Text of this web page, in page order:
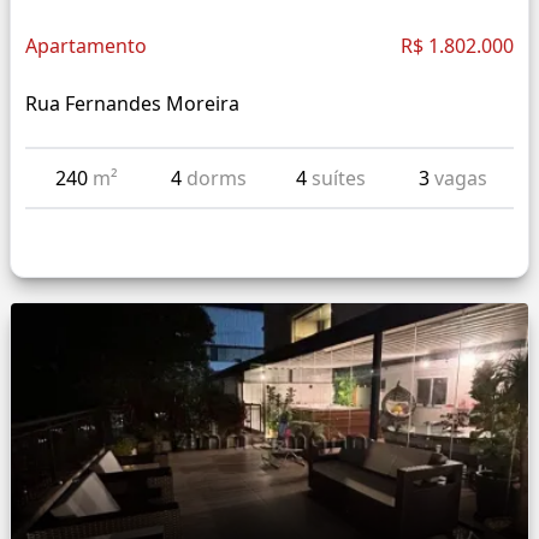
Apartamento R$ 1.802.000
Rua Fernandes Moreira
240 m² 4 dorms 4 suítes 3vagas